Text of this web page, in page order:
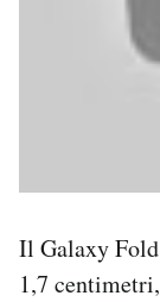
Il Galaxy
1,7